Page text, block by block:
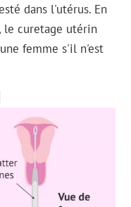
dans l'utérus. En
curetage utérin
femme s'il n'est